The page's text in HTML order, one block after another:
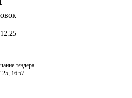
тендера
16:57